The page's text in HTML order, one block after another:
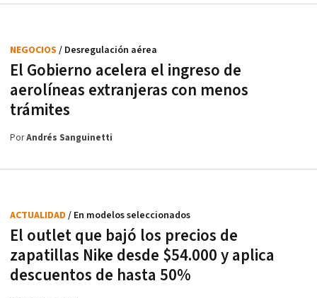
El Gobierno acelera el ingreso de
aerolíneas extranjeras con menos
trámites
NEGOCIOS / Desregulación aérea
PorAndrés Sanguinetti
El outlet que bajó los precios de
zapatillas Nike desde $54.000 y aplica
descuentos de hasta 50%
ACTUALIDAD / En modelos seleccionados